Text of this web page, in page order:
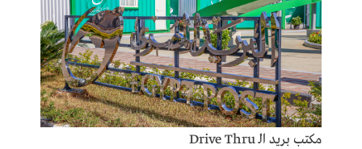
مكتب بريد الـ Drive Thru